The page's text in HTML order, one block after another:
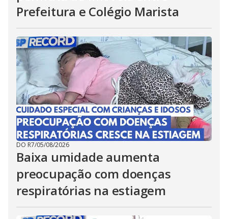
Prefeitura e Colégio Marista
DO R7/05/08/2026
Baixa umidade aumenta
preocupação com doenças
respiratórias na estiagem